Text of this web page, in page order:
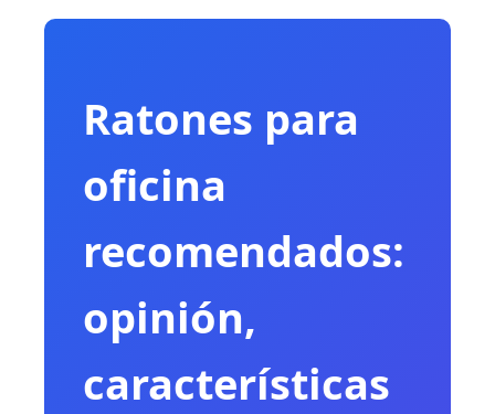
Ratones para
oficina
recomendados:
opinión,
características